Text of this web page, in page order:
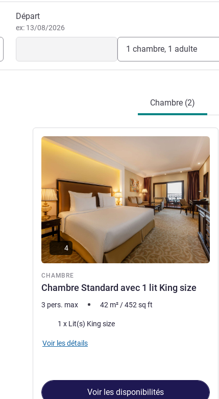
Départ
ex: 13/08/2026
1 chambre, 1 adulte
Chambre (2)
CHAMBRE
Chambre Standard avec 1 lit King size
Voir les détails
4
3 pers. max 42 m² /452 sq ft
Literie1 x Lit(s) King size
Voir les détails
Voir les disponibilités